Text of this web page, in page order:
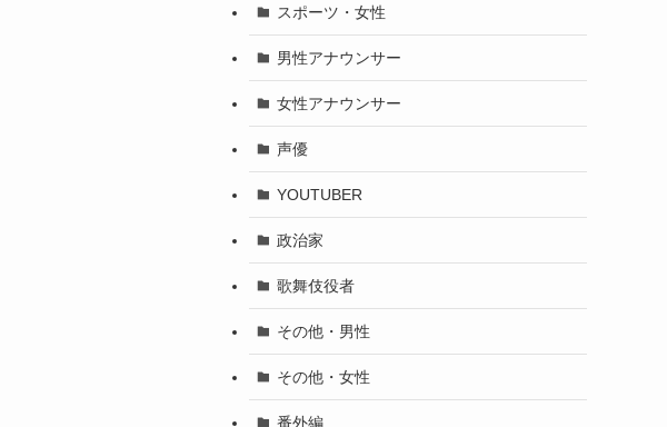
スポーツ・女性
男性アナウンサー
女性アナウンサー
声優
YOUTUBER
政治家
歌舞伎役者
その他・男性
その他・女性
番外編